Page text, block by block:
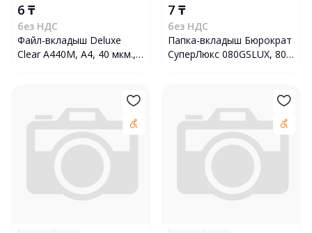
6 ₸
без НДС
Файл-вкладыш Deluxe
Clear A440M, A4, 40 мкм.,
7 ₸
без НДС
Папка-вкладыш Бюрократ
СуперЛюкс 080GSLUX, 80